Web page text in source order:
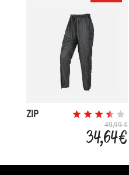
ZIP
49,99 €
34,64 €